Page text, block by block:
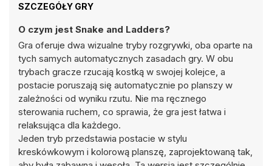
SZCZEGÓŁY GRY
O czym jest Snake and Ladders?
Gra oferuje dwa wizualne tryby rozgrywki, oba oparte na
tych samych automatycznych zasadach gry. W obu
trybach gracze rzucają kostką w swojej kolejce, a
postacie poruszają się automatycznie po planszy w
zależności od wyniku rzutu. Nie ma ręcznego
sterowania ruchem, co sprawia, że gra jest łatwa i
relaksująca dla każdego.
Jeden tryb przedstawia postacie w stylu
kreskówkowym i kolorową planszę, zaprojektowaną tak,